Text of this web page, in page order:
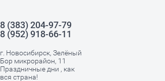
8 (383) 204-97-79
8 (952) 918-66-11
г. Новосибирск, Зелёный
Бор микрорайон, 11
Праздничные дни , как
вся страна!